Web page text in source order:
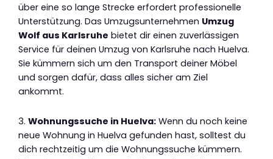
über eine so lange Strecke erfordert professionelle
Unterstützung. Das Umzugsunternehmen Umzug
Wolf aus Karlsruhe bietet dir einen zuverlässigen
Service für deinen Umzug von Karlsruhe nach Huelva.
Sie kümmern sich um den Transport deiner Möbel
und sorgen dafür, dass alles sicher am Ziel
ankommt.
3. Wohnungssuche in Huelva: Wenn du noch keine
neue Wohnung in Huelva gefunden hast, solltest du
dich rechtzeitig um die Wohnungssuche kümmern.